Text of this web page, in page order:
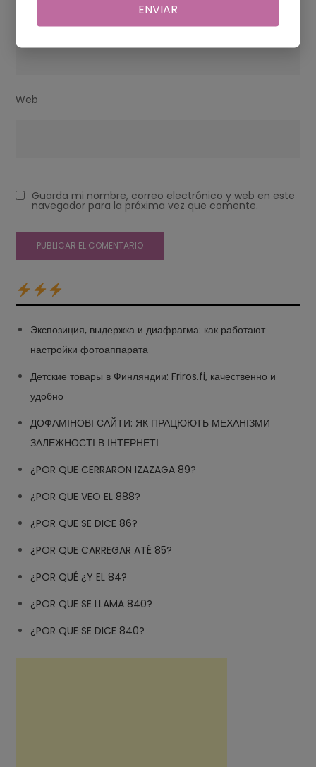
Web
Guarda mi nombre, correo electrónico y web en este
navegador para la próxima vez que comente.
Экспозиция, выдержка и диафрагма: как работают
настройки фотоаппарата
Детские товары в Финляндии: Friros.fi, качественно и
удобно
ДОФАМІНОВІ САЙТИ: ЯК ПРАЦЮЮТЬ МЕХАНІЗМИ
ЗАЛЕЖНОСТІ В ІНТЕРНЕТІ
¿POR QUE CERRARON IZAZAGA 89?
¿POR QUE VEO EL 888?
¿POR QUE SE DICE 86?
¿POR QUE CARREGAR ATÉ 85?
¿POR QUÉ ¿Y EL 84?
¿POR QUE SE LLAMA 840?
¿POR QUE SE DICE 840?
ENVIAR